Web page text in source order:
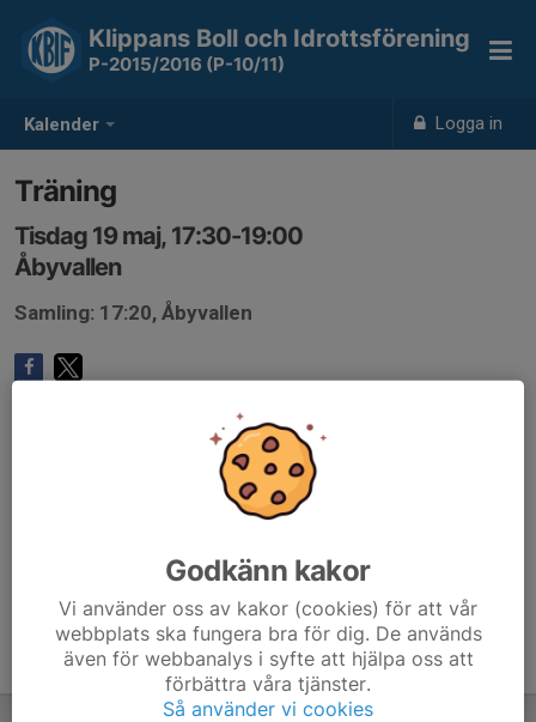
Kalender Logga in
Klippans Boll och Idrottsförening
P-2015/2016 (P-10/11)
Träning
Tisdag 19 maj, 17:30-19:00
Åbyvallen
Samling: 17:20, Åbyvallen
Godkänn kakor
Vi använder oss av kakor (cookies) för att vår
webbplats ska fungera bra för dig. De används
även för webbanalys i syfte att hjälpa oss att
förbättra våra tjänster.
Så använder vi cookies